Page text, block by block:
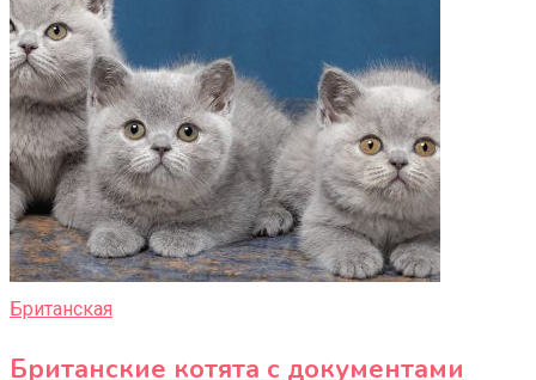
Британская
Британские котята с документами